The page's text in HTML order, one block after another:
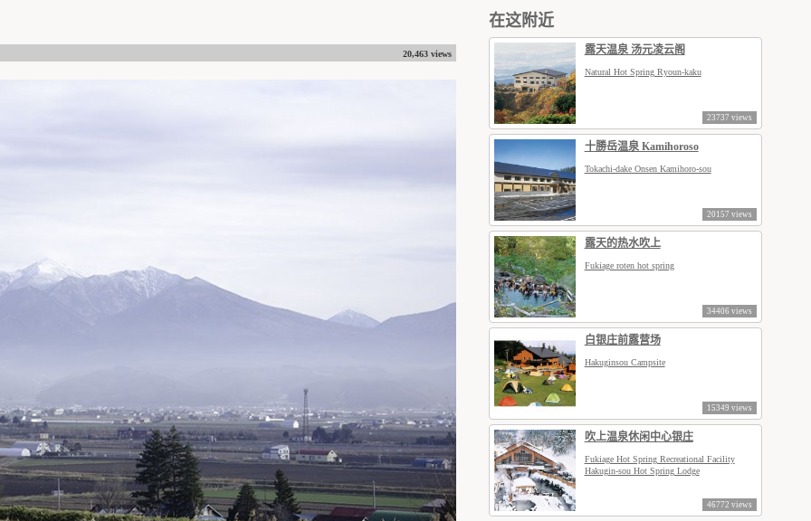
20,463 views
在这附近
露天温泉 汤元凌云阁
Natural Hot Spring Ryoun-kaku
23737 views
十勝岳温泉 Kamihoroso
Tokachi-dake Onsen Kamihoro-sou
20157 views
露天的热水吹上
Fukiage roten hot spring
34406 views
白银庄前露营场
Hakuginsou Campsite
15349 views
吹上温泉休闲中心银庄
Fukiage Hot Spring Recreational Facility
Hakugin-sou Hot Spring Lodge
46772 views